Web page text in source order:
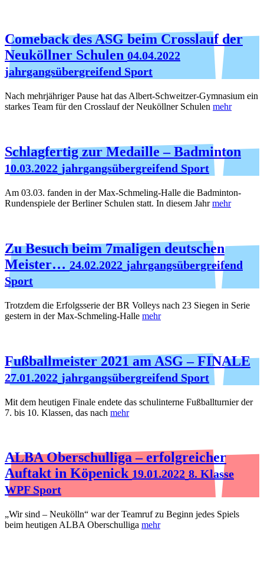
Comeback des ASG beim Crosslauf der
Neuköllner Schulen 04.04.2022
jahrgangsübergreifend Sport
Nach mehrjähriger Pause hat das Albert-Schweitzer-Gymnasium ein
starkes Team für den Crosslauf der Neuköllner Schulen mehr
Schlagfertig zur Medaille – Badminton
10.03.2022 jahrgangsübergreifend Sport
Am 03.03. fanden in der Max-Schmeling-Halle die Badminton-
Rundenspiele der Berliner Schulen statt. In diesem Jahrmehr
Zu Besuch beim 7maligen deutschen
Meister… 24.02.2022 jahrgangsübergreifend
Sport
Trotzdem die Erfolgsserie der BR Volleys nach 23 Siegen in Serie
gestern in der Max-Schmeling-Halle mehr
Fußballmeister 2021 am ASG – FINALE
27.01.2022 jahrgangsübergreifend Sport
Mit dem heutigen Finale endete das schulinterne Fußballturnier der
7. bis 10. Klassen, das nach mehr
ALBA Oberschulliga – erfolgreicher
Auftakt in Köpenick 19.01.2022 8. Klasse
WPF Sport
„Wir sind – Neukölln“ war der Teamruf zu Beginn jedes Spiels
beim heutigen ALBA Oberschulliga mehr